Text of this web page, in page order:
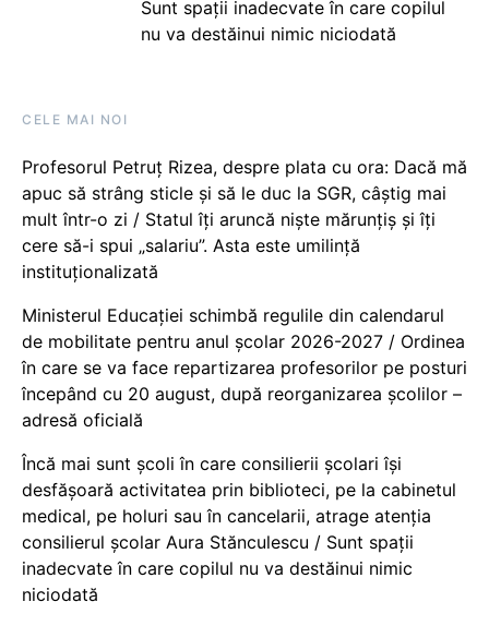
Sunt spații inadecvate în care copilul
nu va destăinui nimic niciodată
CELE MAI NOI
Profesorul Petruț Rizea, despre plata cu ora: Dacă mă
apuc să strâng sticle și să le duc la SGR, câștig mai
mult într-o zi / Statul îți aruncă niște mărunțiș și îți
cere să-i spui „salariu”. Asta este umilință
instituționalizată
Ministerul Educației schimbă regulile din calendarul
de mobilitate pentru anul școlar 2026-2027 / Ordinea
în care se va face repartizarea profesorilor pe posturi
începând cu 20 august, după reorganizarea școlilor –
adresă oficială
Încă mai sunt școli în care consilierii școlari își
desfășoară activitatea prin biblioteci, pe la cabinetul
medical, pe holuri sau în cancelarii, atrage atenția
consilierul școlar Aura Stănculescu / Sunt spații
inadecvate în care copilul nu va destăinui nimic
niciodată